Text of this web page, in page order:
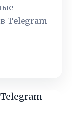
Telegram